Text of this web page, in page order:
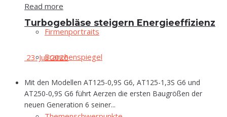
Read more
Fir­men­por­traits
Bran­chen­spie­gel
E‑Mag
Tur­bo­ge­blä­se stei­gern Energieeffizienz
23. Juli 2026
Mit den Modellen AT125-0,9S G6, AT125-1,3S G6 und
AT250-0,9S G6 führt Aerzen die ersten Baugrößen der
neuen Generation 6 seiner...